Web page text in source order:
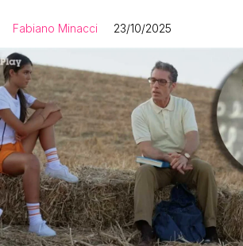
Fabiano Minacci 23/10/2025